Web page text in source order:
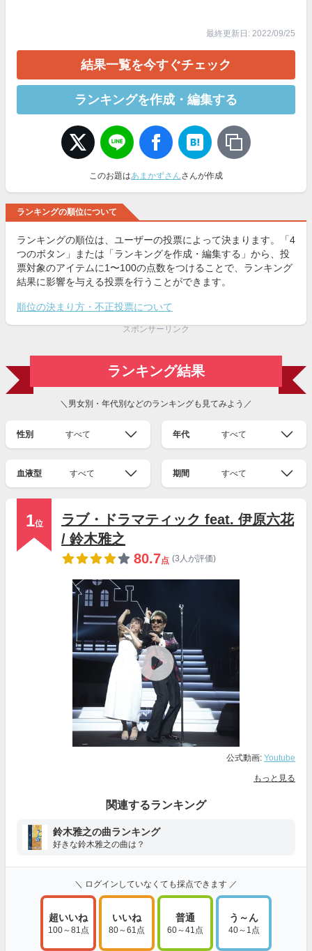
最終更新日: 2022/09/25
結果一覧を今すぐチェック
ランキングを作成・編集する
このお題はあまかずさんさんが作成
ランキングの順位について
ランキングの順位は、ユーザーの投票によって決まります。「4
つのボタン」または「ランキングを作成・編集する」から、投
票対象のアイテムに1〜100の点数をつけることで、ランキング
結果に影響を与える投票を行うことができます。
順位の決まり方・不正投票について
スポンサーリンク
ランキング結果
＼男女別・年代別などのランキングも見てみよう／
性別 すべて 年代 すべて
血液型 すべて 期間 すべて
1位
ラブ・ドラマティック feat. 伊原六花
/ 鈴木雅之
80.7点 (3人が評価)
公式動画: Youtube
もっと見る
関連するランキング
鈴木雅之の曲ランキング
好きな鈴木雅之の曲は？
＼ ログインしていなくても採点できます ／
超いいね
100～81点
いいね
80～61点
普通
60～41点
う～ん
40～1点